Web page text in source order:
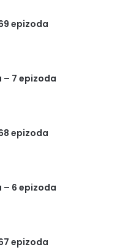
epizoda
– 7 epizoda
epizoda
– 6 epizoda
epizoda